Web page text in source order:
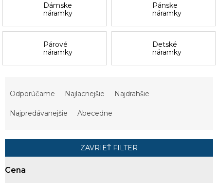
Dámske
náramky
Pánske
náramky
Párové
náramky
Detské
náramky
p
r
Odporúčame Najlacnejšie Najdrahšie
Najpredávanejšie Abecedne
ZAVRIEŤ FILTER
Cena